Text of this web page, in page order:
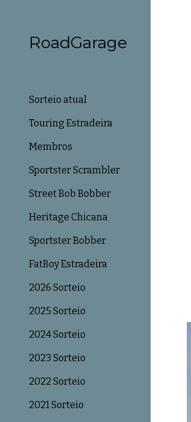
RoadGarage
Sorteio atual
Touring Estradeira
Membros
Sportster Scrambler
Street Bob Bobber
Heritage Chicana
Sportster Bobber
FatBoy Estradeira
2026 Sorteio
2025 Sorteio
2024 Sorteio
2023 Sorteio
2022 Sorteio
2021 Sorteio